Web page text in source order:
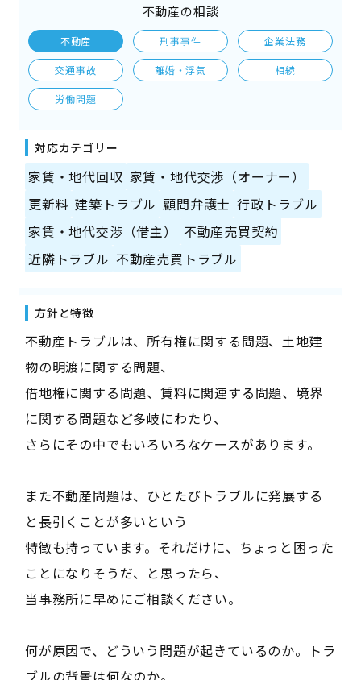
不動産の相談
不動産 刑事事件 企業法務
交通事故 離婚・浮気 相続
労働問題
対応カテゴリー
家賃・地代回収 家賃・地代交渉（オーナー）
更新料 建築トラブル 顧問弁護士 行政トラブル
家賃・地代交渉（借主）
不動産売買契約
近隣トラブル 不動産売買トラブル
方針と特徴
不動産トラブルは、所有権に関する問題、土地建
物の明渡に関する問題、
借地権に関する問題、賃料に関連する問題、境界
に関する問題など多岐にわたり、
さらにその中でもいろいろなケースがあります。
また不動産問題は、ひとたびトラブルに発展する
と長引くことが多いという
特徴も持っています。それだけに、ちょっと困った
ことになりそうだ、と思ったら、
当事務所に早めにご相談ください。
何が原因で、どういう問題が起きているのか。トラ
ブルの背景は何なのか。